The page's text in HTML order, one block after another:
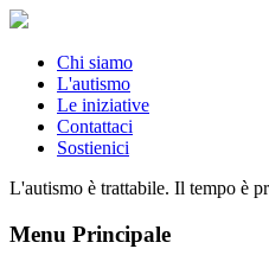
Chi siamo
L'autismo
Le iniziative
Contattaci
Sostienici
L'autismo è trattabile. Il tempo è
Menu Principale